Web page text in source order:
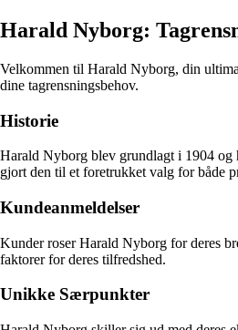
Harald Nyborg:
Velkommen til Harald Nyborg, din
dine tagrensningsbehov.
Historie
Harald Nyborg blev grundlagt i 1904 og
gjort den til et foretrukket valg for både
Kundeanmeldelser
Kunder roser Harald Nyborg for deres
faktorer for deres tilfredshed.
Unikke Særpunkter